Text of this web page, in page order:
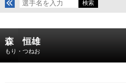
森 恒雄
もり・つねお